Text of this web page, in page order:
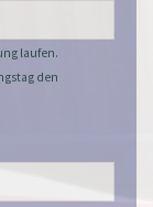
laufen.
den